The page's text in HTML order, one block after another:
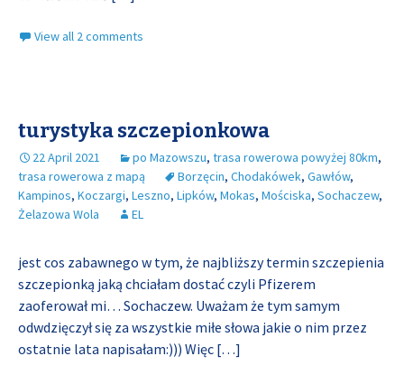
View all 2 comments
turystyka szczepionkowa
22 April 2021 po Mazowszu, trasa rowerowa powyżej 80km,
trasa rowerowa z mapą
Borzęcin, Chodakówek, Gawłów,
Kampinos, Koczargi, Leszno, Lipków, Mokas, Mościska, Sochaczew,
Żelazowa Wola
EL
jest cos zabawnego w tym, że najbliższy termin szczepienia
szczepionką jaką chciałam dostać czyli Pfizerem
zaoferował mi… Sochaczew. Uważam że tym samym
odwdzięczył się za wszystkie miłe słowa jakie o nim przez
ostatnie lata napisałam:))) Więc […]